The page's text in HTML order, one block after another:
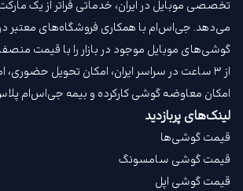
تخصصی موبایل در ایران، خدماتی فراتر از یک
می‌دهد. جی‌اس‌ام با همکاری فروشگاه‌های معتبر
گوشی‌های موبایل موجود در بازار را با قیمت‌
از ۳ ساعت در سراسر ایران، امکان تحویل حضوری،
امکان معاوضه گوشی کارکرده و بیمه جی‌اس‌ام‌
لینک‌های پربازدید
قیمت گوشی‌ها
قیمت گوشی سامسونگ
قیمت گوشی اپل